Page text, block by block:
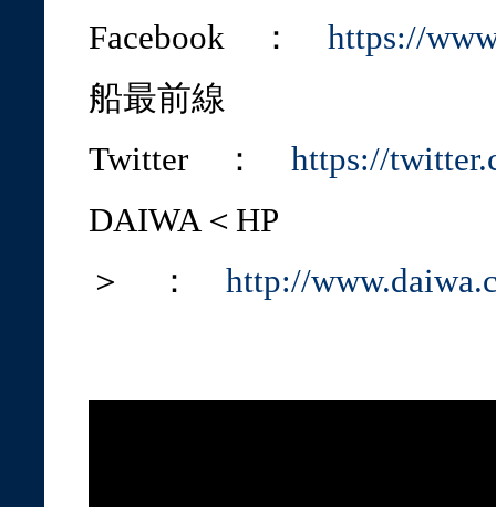
Facebook ： https://
船最前線
Twitter ： https://
DAIWA＜HP
＞ ： http://